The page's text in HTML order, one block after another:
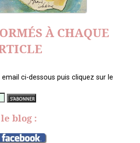
À CHAQUE
ci-dessous puis cliquez sur le
blog :